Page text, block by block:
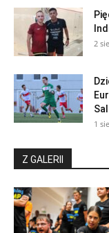
2
1
Z GALERII